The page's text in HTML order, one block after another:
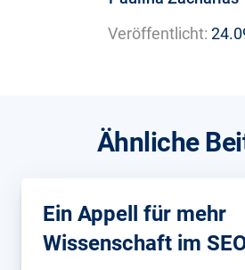
Veröffentlicht:
Ähnliche
Ein Appell für mehr
Wissenschaft im